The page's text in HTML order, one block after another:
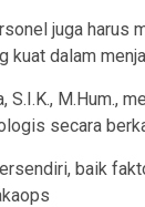
juga
dalam
M.Hum.,
secara
baik